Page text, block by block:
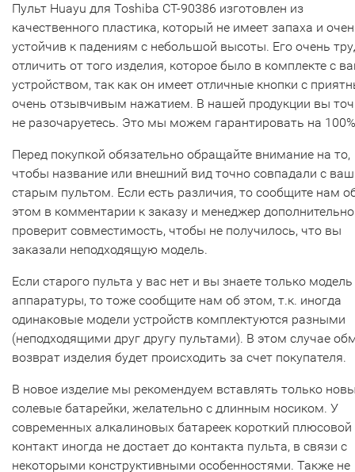
Пульт Huayu для Toshiba CT-90386 изготовлен из
качественного пластика, который не имеет запаха и
устойчив к падениям с небольшой высоты. Его очень
отличить от того изделия, которое было в комплекте с
устройством, так как он имеет отличные кнопки с
очень отзывчивым нажатием. В нашей продукции вы
не разочаруетесь. Это мы можем гарантировать на
Перед покупкой обязательно обращайте внимание на то,
чтобы название или внешний вид точно совпадали с
старым пультом. Если есть различия, то сообщите нам
этом в комментарии к заказу и менеджер дополнительно
проверит совместимость, чтобы не получилось, что вы
заказали неподходящую модель.
Если старого пульта у вас нет и вы знаете только модель
аппаратуры, то тоже сообщите нам об этом, т.к. иногда
одинаковые модели устройств комплектуются разными
(неподходящими друг другу пультами). В этом случае
возврат изделия будет происходить за счет покупателя.
В новое изделие мы рекомендуем вставлять только
солевые батарейки, желательно с длинным носиком. У
современных алкалиновых батареек короткий плюсовой
контакт иногда не достает до контакта пульта, в связи с
некоторыми конструктивными особенностями. Также не